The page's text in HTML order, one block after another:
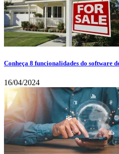
Conheça 8 funcionalidades do software
16/04/2024